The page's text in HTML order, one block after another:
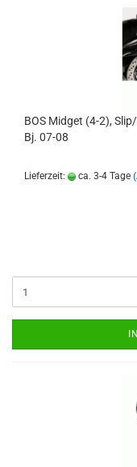
BOS Midget (4-2),
Bj. 07-08
Lieferzeit: ca. 3-4 Tage